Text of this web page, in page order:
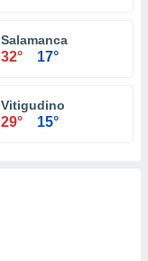
Salamanca
32° 17°
Vitigudino
29° 15°